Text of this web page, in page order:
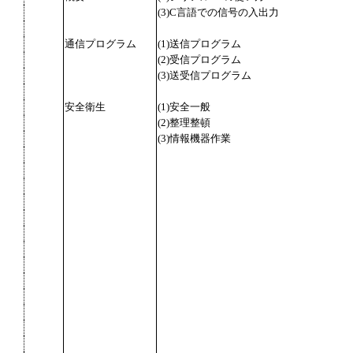
(3)C言語での信号の入出力
通信プログラム
(1)送信プログラム
(2)受信プログラム
(3)送受信プログラム
安全衛生
(1)安全一般
(2)整理整頓
(3)情報機器作業